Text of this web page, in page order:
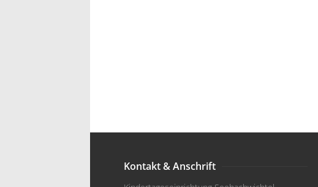
Kontakt & Anschrift